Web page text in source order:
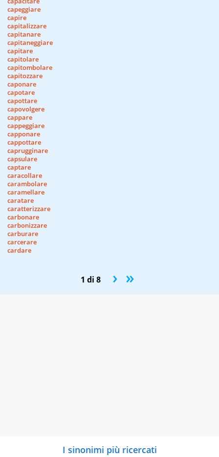
capeggiare
capire
capitalizzare
capitanare
capitaneggiare
capitare
capitolare
capitombolare
capitozzare
caponare
capotare
capottare
capovolgere
cappare
cappeggiare
capponare
cappottare
caprugginare
capsulare
captare
caracollare
carambolare
caramellare
caratare
caratterizzare
carbonare
carbonizzare
carburare
carcerare
cardare
1 di 8 › »
I sinonimi più ricercati